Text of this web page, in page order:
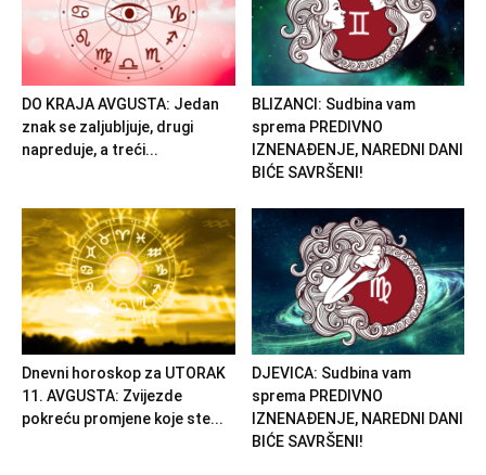
DO KRAJA AVGUSTA: Jedan
znak se zaljubljuje, drugi
napreduje, a treći...
BLIZANCI: Sudbina vam
sprema PREDIVNO
IZNENAĐENJE, NAREDNI DANI
BIĆE SAVRŠENI!
Dnevni horoskop za UTORAK
11. AVGUSTA: Zvijezde
pokreću promjene koje ste...
DJEVICA: Sudbina vam
sprema PREDIVNO
IZNENAĐENJE, NAREDNI DANI
BIĆE SAVRŠENI!